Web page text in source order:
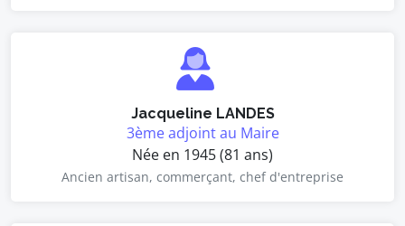
Jacqueline LANDES
3ème adjoint au Maire
Née en 1945 (81 ans)
Ancien artisan, commerçant, chef d'entreprise